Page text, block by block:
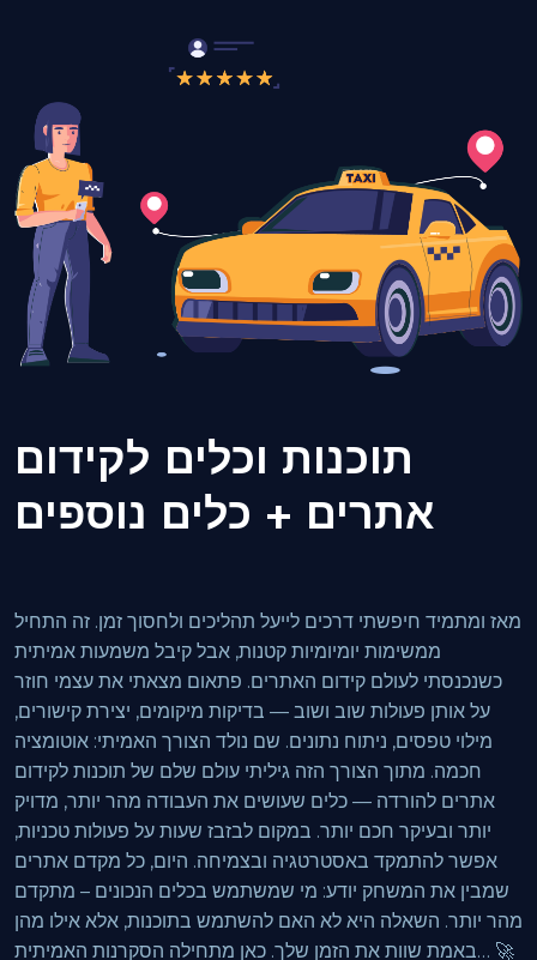
תוכנות וכלים לקידום
אתרים + כלים נוספים
מאז ומתמיד חיפשתי דרכים לייעל תהליכים ולחסוך זמן. זה התחיל
ממשימות יומיומיות קטנות, אבל קיבל משמעות אמיתית
כשנכנסתי לעולם קידום האתרים. פתאום מצאתי את עצמי חוזר
על אותן פעולות שוב ושוב — בדיקות מיקומים, יצירת קישורים,
מילוי טפסים, ניתוח נתונים. שם נולד הצורך האמיתי: אוטומציה
חכמה. מתוך הצורך הזה גיליתי עולם שלם של תוכנות לקידום
אתרים להורדה — כלים שעושים את העבודה מהר יותר, מדויק
יותר ובעיקר חכם יותר. במקום לבזבז שעות על פעולות טכניות,
אפשר להתמקד באסטרטגיה ובצמיחה. היום, כל מקדם אתרים
שמבין את המשחק יודע: מי שמשתמש בכלים הנכונים – מתקדם
מהר יותר. השאלה היא לא האם להשתמש בתוכנות, אלא אילו מהן
באמת שוות את הזמן שלך. כאן מתחילה הסקרנות האמיתית… 🚀